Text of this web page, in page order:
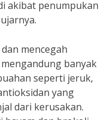
akibat penumpukan
mencegah
banyak
seperti jeruk,
yang
dari kerusakan.